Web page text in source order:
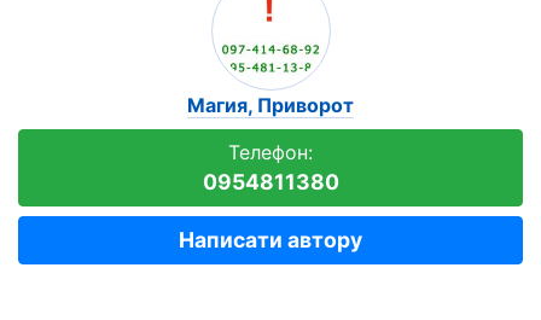
Магия, Приворот
Телефон:
0954811380
Написати автору